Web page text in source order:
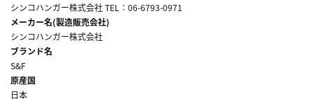
シンコハンガー株式会社 TEL：06-6793-0971
メーカー名(製造販売会社)
シンコハンガー株式会社
ブランド名
S&F
原産国
日本